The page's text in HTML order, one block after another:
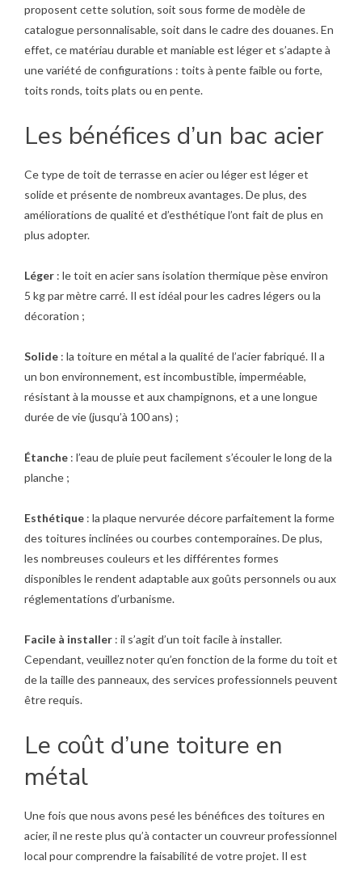
proposent cette solution, soit sous forme de modèle de
catalogue personnalisable, soit dans le cadre des douanes. En
effet, ce matériau durable et maniable est léger et s’adapte à
une variété de configurations : toits à pente faible ou forte,
toits ronds, toits plats ou en pente.
Les bénéfices d’un bac acier
Ce type de toit de terrasse en acier ou léger est léger et
solide et présente de nombreux avantages. De plus, des
améliorations de qualité et d’esthétique l’ont fait de plus en
plus adopter.
Léger : le toit en acier sans isolation thermique pèse environ
5 kg par mètre carré. Il est idéal pour les cadres légers ou la
décoration ;
Solide : la toiture en métal a la qualité de l’acier fabriqué. Il a
un bon environnement, est incombustible, imperméable,
résistant à la mousse et aux champignons, et a une longue
durée de vie (jusqu’à 100 ans) ;
Étanche : l’eau de pluie peut facilement s’écouler le long de la
planche ;
Esthétique : la plaque nervurée décore parfaitement la forme
des toitures inclinées ou courbes contemporaines. De plus,
les nombreuses couleurs et les différentes formes
disponibles le rendent adaptable aux goûts personnels ou aux
réglementations d’urbanisme.
Facile à installer : il s’agit d’un toit facile à installer.
Cependant, veuillez noter qu’en fonction de la forme du toit et
de la taille des panneaux, des services professionnels peuvent
être requis.
Le coût d’une toiture en
métal
Une fois que nous avons pesé les bénéfices des toitures en
acier, il ne reste plus qu’à contacter un couvreur professionnel
local pour comprendre la faisabilité de votre projet. Il est